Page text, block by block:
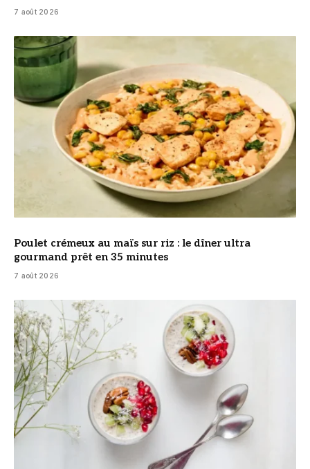
7 août 2026
© DR
Poulet crémeux au maïs sur riz : le dîner ultra
gourmand prêt en 35 minutes
7 août 2026
© DR